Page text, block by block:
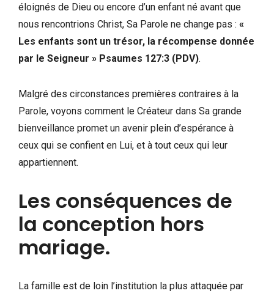
éloignés de Dieu ou encore d’un enfant né avant que
nous rencontrions Christ, Sa Parole ne change pas : «
Les enfants sont un trésor, la récompense donnée
par le Seigneur » Psaumes 127:3 (PDV).
Malgré des circonstances premières contraires à la
Parole, voyons comment le Créateur dans Sa grande
bienveillance promet un avenir plein d’espérance à
ceux qui se confient en Lui, et à tout ceux qui leur
appartiennent.
Les conséquences de
la conception hors
mariage.
La famille est de loin l’institution la plus attaquée par